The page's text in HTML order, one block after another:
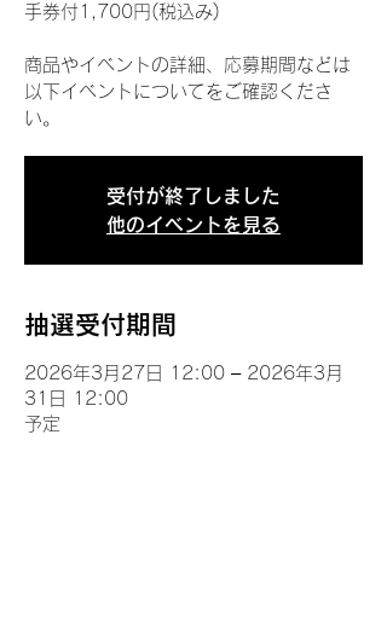
手券付1,700円(税込み)
商品やイベントの詳細、応募期間などは
以下イベントについてをご確認くださ
い。
受付が終了しました
他のイベントを見る
抽選受付期間
2026年3月27日 12:00 – 2026年3月
31日 12:00
予定